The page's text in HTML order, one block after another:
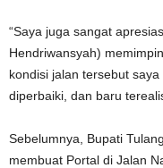
“Saya juga sangat
Hendriwansyah)
kondisi jalan tersebut
diperbaiki, dan baru
Sebelumnya, Bupati
membuat Portal di Jalan